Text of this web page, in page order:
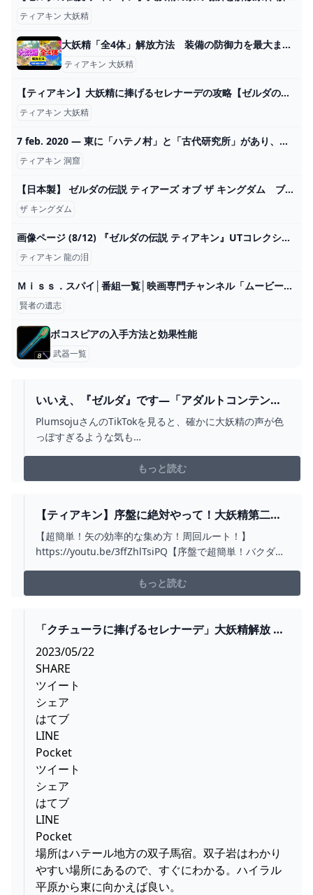
ティアキン 大妖精
大妖精「全4体」解放方法 装備の防御力を最大まで強化 テーラ クチューラ シーザ ミジャー 大妖精に捧げるセレナーデ 攻略 ゼルダの伝説 ティアーズ オブ ザ キングダム ティアキン - YouTube
ティアキン 大妖精
【ティアキン】大妖精に捧げるセレナーデの攻略【ゼルダの伝説ティアーズオブザキングダム】｜ゲームエイト
ティアキン 大妖精
7 feb. 2020 — 東に「ハテノ村」と「古代研究所」があり、南には「ウオトリー村」があります。 2024
ティアキン 洞窟
【日本製】 ゼルダの伝説 ティアーズ オブ ザ キングダム ブレスオブザワイルド Nintendo Switch - zimplow.co.zw
ザ キングダム
画像ページ (8/12) 『ゼルダの伝説 ティアキン』UTコレクションが発売中、ラインアップ一挙紹介。白龍の瞳から落ちる泪が印象的 ゲーム・エンタメ最新情報のファミ通.com
ティアキン 龍の泪
Ｍｉｓｓ．スパイ│番組一覧│映画専門チャンネル「ムービープラス」
賢者の遺志
ボコスピアの入手方法と効果性能
武器一覧
いいえ、『ゼルダ』です―「アダルトコンテンツ
の音」で近隣から苦情…毎日『ティアキン』して
いただけなのに GAME*SPARK - 国内・海外ゲー
PlumsojuさんのTikTokを見ると、確かに大妖精の声が色
っぽすぎるような気も…
もっと読む
【ティアキン】序盤に絶対やって！大妖精第二
弾！シーザに捧げる解放条件と場所！【ゼルダの
伝説】 - YOUTUBE
【超簡単！矢の効率的な集め方！周回ルート！】
https://youtu.be/3ffZhlTsiPQ【序盤で超簡単！バクダン
チャンネル登録はこちら
→https://www.youtube.com/channel/UCw9KIulF701...
もっと読む
「クチューラに捧げるセレナーデ」大妖精解放 ゼ
ルダ ティアキン攻略「エピソードチャレンジ編」
【ゼルダの伝説ティアーズオブザキングダム攻
略】 GAMEGAMINGGAMES
2023/05/22
SHARE
ツイート
シェア
はてブ
LINE
Pocket
ツイート
シェア
はてブ
LINE
Pocket
場所はハテール地方の双子馬宿。双子岩はわかり
やすい場所にあるので、すぐにわかる。ハイラル
平原から東に向かえば良い。